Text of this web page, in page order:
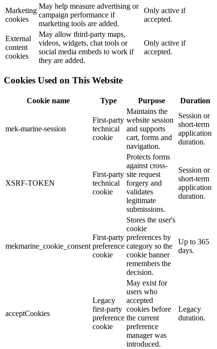
Marketing
cookies
May help measure advertising or
campaign performance if
marketing tools are added.
Only active if
accepted.
External
content
cookies
May allow third-party maps,
videos, widgets, chat tools or
social media embeds to work if
they are added.
Only active if
accepted.
Cookies Used on This Website
Cookie name Type Purpose Duration
mek-marine-session
First-party
technical
cookie
Maintains the
website session
and supports
cart, forms and
navigation.
Session or
short-term
application
duration.
XSRF-TOKEN
First-party
technical
cookie
Protects forms
against cross-
site request
forgery and
validates
legitimate
submissions.
Session or
short-term
application
duration.
mekmarine_cookie_consent
First-party
preference
cookie
Stores the user's
cookie
preferences by
category so the
cookie banner
remembers the
decision.
Up to 365
days.
acceptCookies
Legacy
first-party
preference
cookie
May exist for
users who
accepted
cookies before
the current
preference
manager was
introduced.
Legacy
duration.